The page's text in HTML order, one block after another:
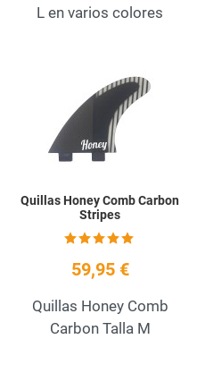
L en varios colores
Quillas Honey Comb Carbon
Stripes
59,95 €
Quillas Honey Comb
Carbon Talla M